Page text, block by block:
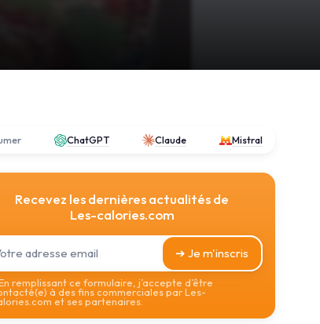
ChatGPT Claude Mistral
Recevez les dernières actualités de
Les-calories.com
➔ Je m'inscris
remplissant ce formulaire, j’accepte d’être
à des fins commerciales par Les-
et ses partenaires.